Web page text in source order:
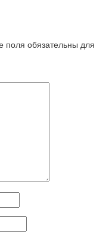
поля обязательны для